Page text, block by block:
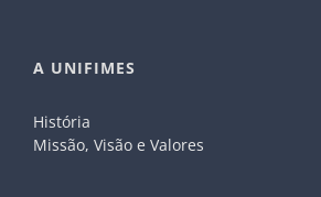
A UNIFIMES
História
Missão, Visão e Valores